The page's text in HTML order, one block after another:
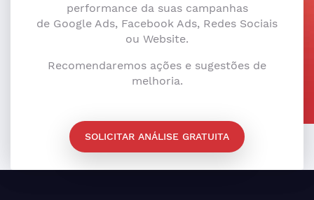
performance da suas campanhas
de Google Ads, Facebook Ads, Redes Sociais
ou Website.
Recomendaremos ações e sugestões de
melhoria.
SOLICITAR ANÁLISE GRATUITA